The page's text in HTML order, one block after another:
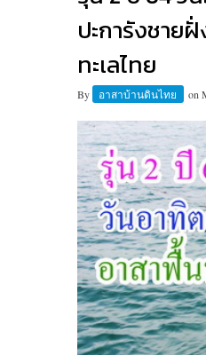
ปะการังชาย
ทะเลไทย
By อาสาบ้านดินไทย on